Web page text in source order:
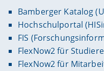
Bamberger Katalog
Hochschulportal
FIS
FlexNow2 für
FlexNow2 für